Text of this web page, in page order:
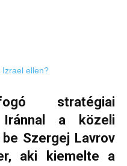
stratégiai
a közeli
Szergej Lavrov
aki kiemelte a